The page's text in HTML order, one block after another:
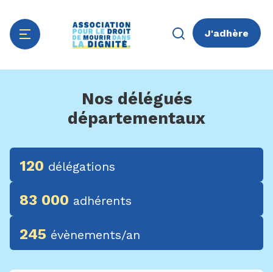
J'adhère
Nos délégués
départementaux
120 délégations
83 000 adhérents
245 évènements/an